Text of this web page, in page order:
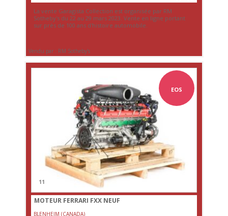
La vente Garagista Collection est organisée par RM
Sotheby's du 22 au 29 mars 2023. Vente en ligne portant
sur près de 100 ans d'histoire automobile.
Vendu par : RM Sotheby's
EOS
11
MOTEUR FERRARI FXX NEUF
BLENHEIM (CANADA)